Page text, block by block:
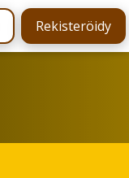
Rekisteröidy